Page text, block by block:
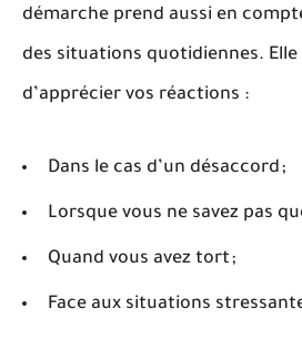
démarche prend aussi en
des situations quotidiennes.
d’apprécier vos réactions :
Dans le cas d’un désaccord ;
Lorsque vous ne savez pas
Quand vous avez tort ;
Face aux situations